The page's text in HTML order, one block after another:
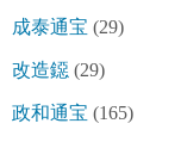
成泰通宝 (29)
改造鐚 (29)
政和通宝 (165)